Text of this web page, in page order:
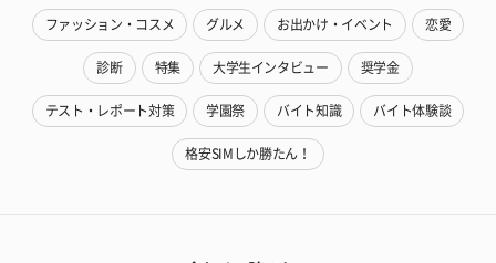
ファッション・コスメ グルメ お出かけ・イベント 恋愛
診断 特集 大学生インタビュー 奨学金
テスト・レポート対策 学園祭 バイト知識 バイト体験談
格安SIMしか勝たん！